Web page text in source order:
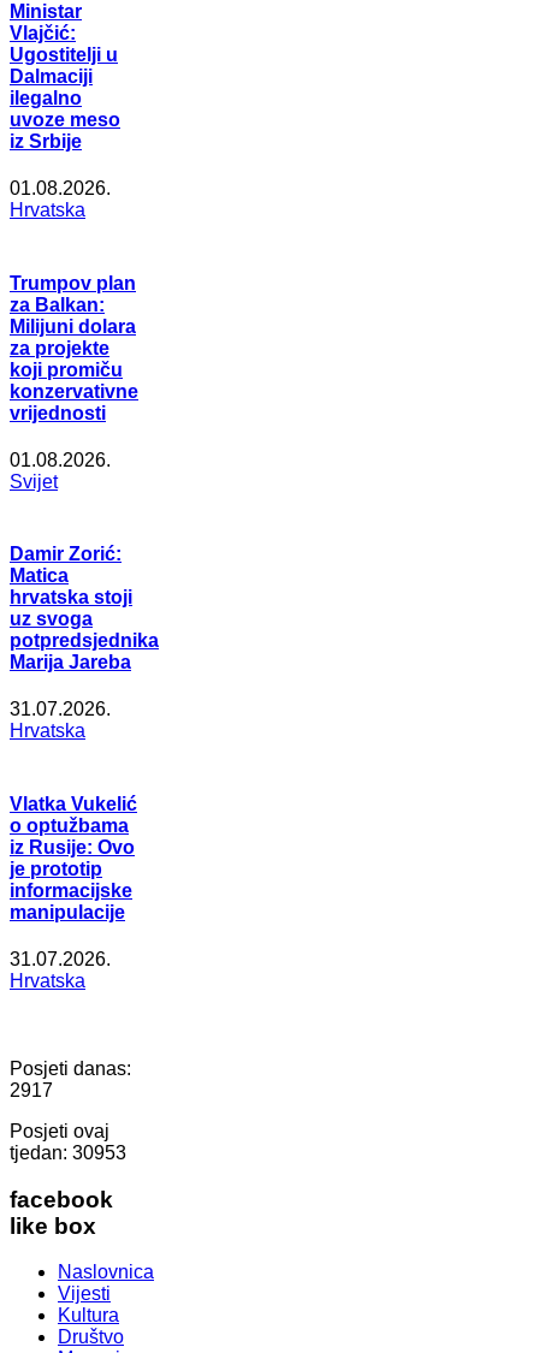
Ministar
Vlajčić:
Ugostitelji u
Dalmaciji
ilegalno
uvoze meso
iz Srbije
01.08.2026.
Hrvatska
Trumpov plan
za Balkan:
Milijuni dolara
za projekte
koji promiču
konzervativne
vrijednosti
01.08.2026.
Svijet
Damir Zorić:
Matica
hrvatska stoji
uz svoga
potpredsjednika
Marija Jareba
31.07.2026.
Hrvatska
Vlatka Vukelić
o optužbama
iz Rusije: Ovo
je prototip
informacijske
manipulacije
31.07.2026.
Hrvatska
Posjeti danas:
2917
Posjeti ovaj
tjedan: 30953
facebook
like box
Naslovnica
Vijesti
Kultura
Društvo